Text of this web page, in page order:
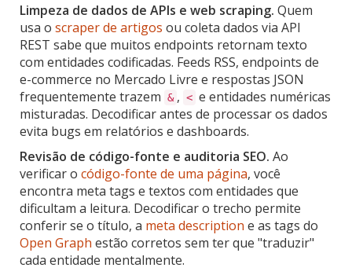
Limpeza de dados de APIs e web scraping. Quem
usa o scraper de artigos ou coleta dados via API
REST sabe que muitos endpoints retornam texto
com entidades codificadas. Feeds RSS, endpoints de
e-commerce no Mercado Livre e respostas JSON
frequentemente trazem & , < e entidades numéricas
misturadas. Decodificar antes de processar os dados
evita bugs em relatórios e dashboards.
Revisão de código-fonte e auditoria SEO. Ao
verificar o código-fonte de uma página, você
encontra meta tags e textos com entidades que
dificultam a leitura. Decodificar o trecho permite
conferir se o título, a meta description e as tags do
Open Graph estão corretos sem ter que "traduzir"
cada entidade mentalmente.